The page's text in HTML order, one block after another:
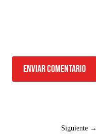
Enviar comentario
Siguiente→